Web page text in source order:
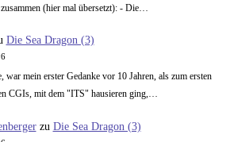
(hier mal übersetzt): - Die…
Die Sea Dragon (3)
war mein erster Gedanke vor 10 Jahren, als zum ersten
CGIs, mit dem "ITS" hausieren ging,…
zu Die Sea Dragon (3)